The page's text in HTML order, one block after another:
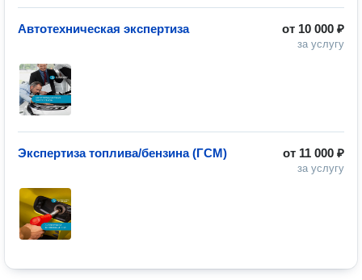
от 10 000 ₽
за услугу
Автотехническая экспертиза
от 11 000 ₽
за услугу
Экспертиза топлива/бензина (ГСМ)